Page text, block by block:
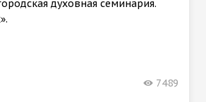
духовная семинария.
7489